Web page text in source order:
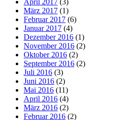
April 2017 (3)
März 2017 (1)
Februar 2017 (6)
Januar 2017 (4)
Dezember 2016 (1)
November 2016 (2)
Oktober 2016 (2)
September 2016 (2)
Juli 2016 (3)
Juni 2016 (2)
Mai 2016 (11)
April 2016 (4)
März 2016 (2)
Februar 2016 (2)